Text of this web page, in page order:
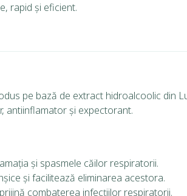
rapid și eficient.
pe bază de extract hidroalcoolic din
antiinflamator și expectorant.
și spasmele căilor respiratorii.
și facilitează eliminarea acestora.
combaterea infecțiilor respiratorii.